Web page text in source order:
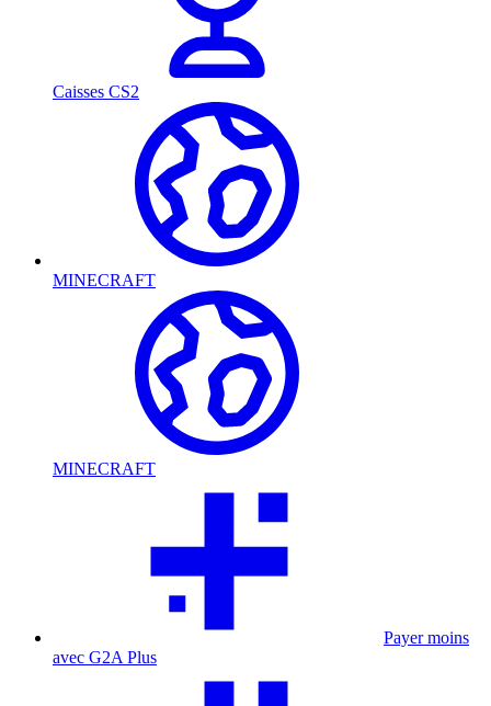
Caisses CS2
MINECRAFT
MINECRAFT
Payer moins
avec G2A Plus